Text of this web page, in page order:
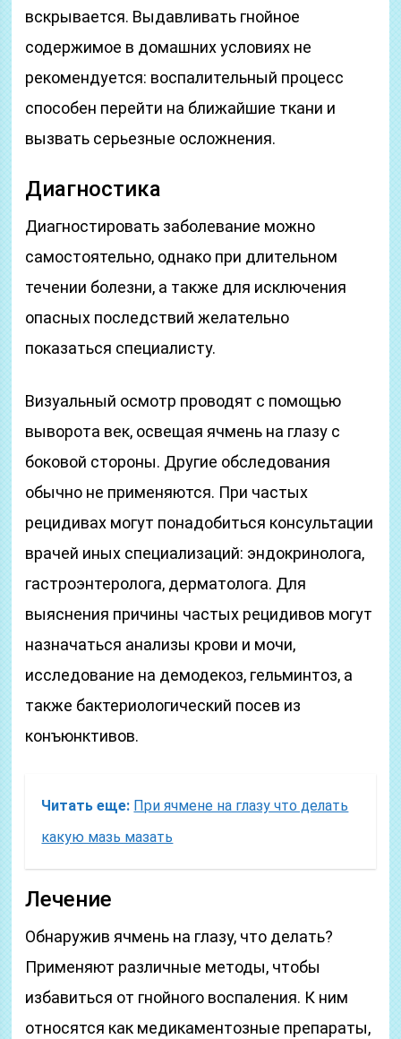
вскрывается. Выдавливать гнойное
содержимое в домашних условиях не
рекомендуется: воспалительный процесс
способен перейти на ближайшие ткани и
вызвать серьезные осложнения.
Диагностика
Диагностировать заболевание можно
самостоятельно, однако при длительном
течении болезни, а также для исключения
опасных последствий желательно
показаться специалисту.
Визуальный осмотр проводят с помощью
выворота век, освещая ячмень на глазу с
боковой стороны. Другие обследования
обычно не применяются. При частых
рецидивах могут понадобиться консультации
врачей иных специализаций: эндокринолога,
гастроэнтеролога, дерматолога. Для
выяснения причины частых рецидивов могут
назначаться анализы крови и мочи,
исследование на демодекоз, гельминтоз, а
также бактериологический посев из
конъюнктивов.
Читать еще: При ячмене на глазу что делать
какую мазь мазать
Лечение
Обнаружив ячмень на глазу, что делать?
Применяют различные методы, чтобы
избавиться от гнойного воспаления. К ним
относятся как медикаментозные препараты,